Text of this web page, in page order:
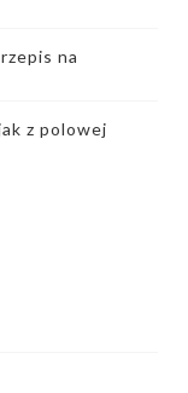
na
z polowej